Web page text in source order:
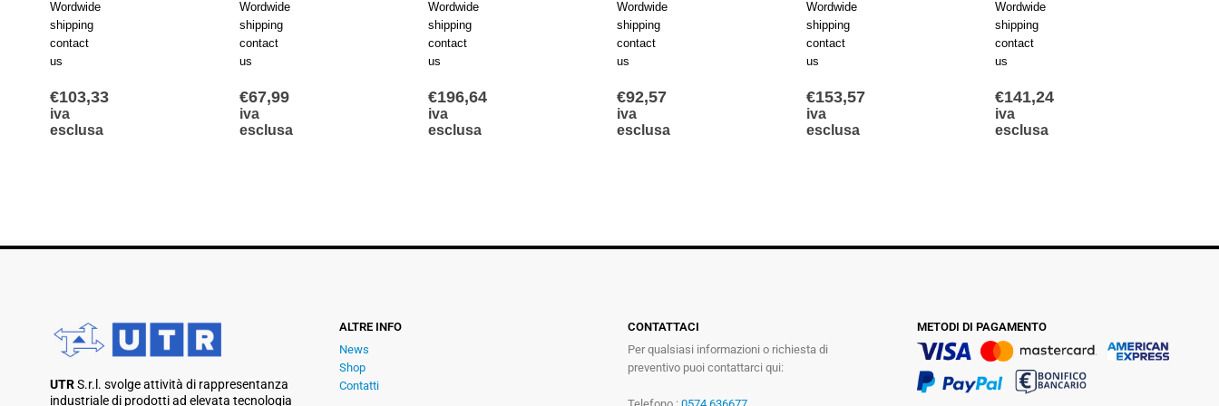
Wordwide
shipping
contact
us
€103,33
iva
esclusa
Wordwide
shipping
contact
us
€67,99
iva
esclusa
Wordwide
shipping
contact
us
€196,64
iva
esclusa
Wordwide
shipping
contact
us
€92,57
iva
esclusa
Wordwide
shipping
contact
us
€153,57
iva
esclusa
Wordwide
shipping
contact
us
€141,24
iva
esclusa
UTRS.r.l. svolge attività di rappresentanza
industriale di prodotti ad elevata tecnologia
ALTRE INFO
News
Shop
Contatti
CONTATTACI
Per qualsiasi informazioni o richiesta di
preventivo puoi contattarci qui:
METODI DI PAGAMENTO